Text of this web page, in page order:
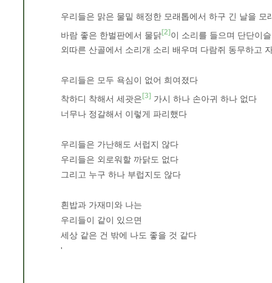
우리들은 맑은 물밑 해정한 모래톱에서 하구 긴 날을
바람 좋은 한벌판에서 물닭 2 이 소리를 들으며 단단이
외따른 산골에서 소리개 소리 배우며 다람쥐 동무하고
우리들은 모두 욕심이 없어 희여졌다
착하디 착해서 세괏은 3
가시 하나 손아귀 하나 없다
너무나 정갈해서 이렇게 파리했다
우리들은 가난해도 서럽지 않다
우리들은 외로워할 까닭도 없다
그리고 누구 하나 부럽지도 않다
흰밥과 가재미와 나는
우리들이 같이 있으면
세상 같은 건 밖에 나도 좋을 것 같다
'